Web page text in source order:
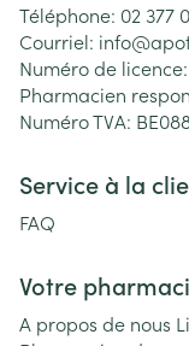
Téléphone: 02 377
Courriel: info@
Numéro de licence:
Pharmacien
Numéro TVA:
Service à la
FAQ
Votre
A propos de nous